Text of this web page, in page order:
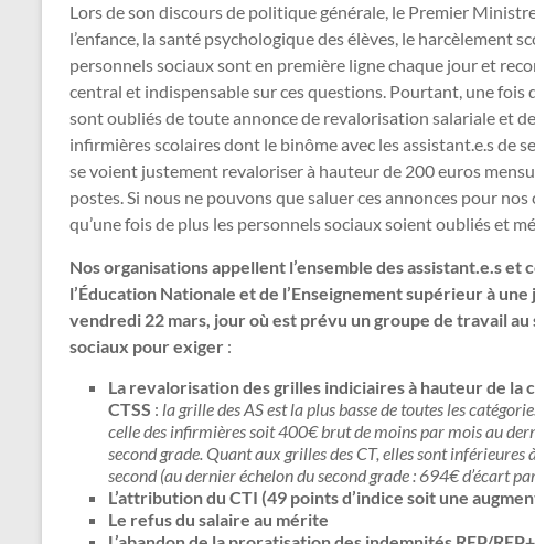
Lors de son discours de politique générale, le Premier
l’enfance, la santé psychologique des élèves, le harcèlement
personnels sociaux sont en première ligne chaque jour et
central et indispensable sur ces questions. Pourtant, une fois
sont oubliés de toute annonce de revalorisation salariale et
infirmières scolaires dont le binôme avec les assistant.e.s de
se voient justement revaloriser à hauteur de 200 euros
postes. Si nous ne pouvons que saluer ces annonces pour
qu’une fois de plus les personnels sociaux soient oubliés et
Nos organisations appellent l’ensemble des assistant.e.s
l’Éducation Nationale et de l’Enseignement supérieur à
vendredi 22 mars, jour où est prévu un groupe de travail
sociaux pour exiger :
La revalorisation des grilles indiciaires à hauteur de la
CTSS : la grille des AS est la plus basse de toutes les
celle des infirmières soit 400€ brut de moins par mois au
second grade. Quant aux grilles des CT, elles sont inférieures à
second (au dernier échelon du second grade : 694€ d’écart
L’attribution du CTI (49 points d’indice soit une
Le refus du salaire au mérite